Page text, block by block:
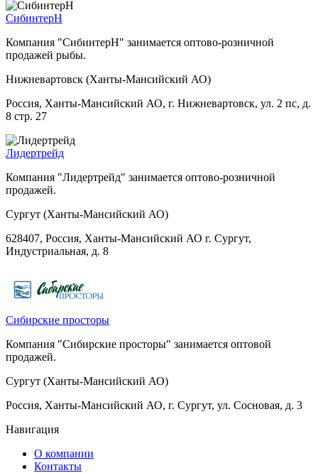
СибинтерН
Компания "СибинтерН" занимается оптово-розничной
продажей рыбы.
Нижневартовск (Ханты-Мансийский АО)
Россия, Ханты-Мансийский АО, г. Нижневартовск, ул. 2 пс, д.
8 стр. 27
Лидертрейд
Компания "Лидертрейд" занимается оптово-розничной
продажей.
Сургут (Ханты-Мансийский АО)
628407, Россия, Ханты-Мансийский АО г. Сургут,
Индустриальная, д. 8
Сибирские просторы
Компания "Сибирские просторы" занимается оптовой
продажей.
Сургут (Ханты-Мансийский АО)
Россия, Ханты-Мансийский АО, г. Сургут, ул. Сосновая, д. 3
Навигация
О компании
Контакты